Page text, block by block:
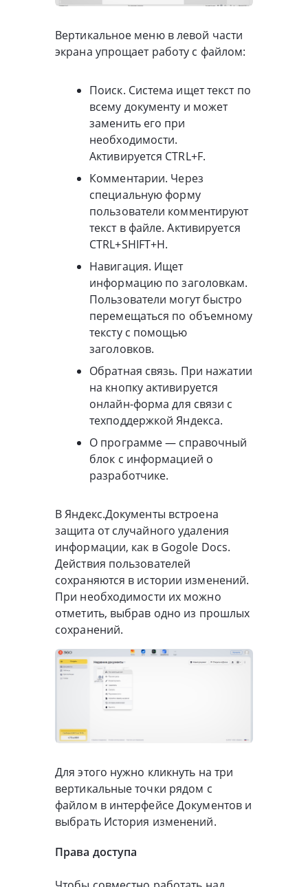
Вертикальное меню в левой части
экрана упрощает работу с файлом:
Поиск. Система ищет текст по
всему документу и может
заменить его при
необходимости.
Активируется CTRL+F.
Комментарии. Через
специальную форму
пользователи комментируют
текст в файле. Активируется
CTRL+SHIFT+H.
Навигация. Ищет
информацию по заголовкам.
Пользователи могут быстро
перемещаться по объемному
тексту с помощью
заголовков.
Обратная связь. При нажатии
на кнопку активируется
онлайн-форма для связи с
техподдержкой Яндекса.
О программе — справочный
блок с информацией о
разработчике.
В Яндекс.Документы встроена
защита от случайного удаления
информации, как в Gogole Docs.
Действия пользователей
сохраняются в истории изменений.
При необходимости их можно
отметить, выбрав одно из прошлых
сохранений.
Для этого нужно кликнуть на три
вертикальные точки рядом с
файлом в интерфейсе Документов и
выбрать История изменений.
Права доступа